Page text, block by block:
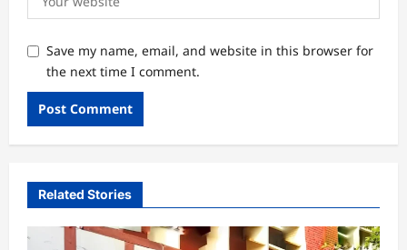
Save my name, email, and website in this browser for
the next time I comment.
Related Stories